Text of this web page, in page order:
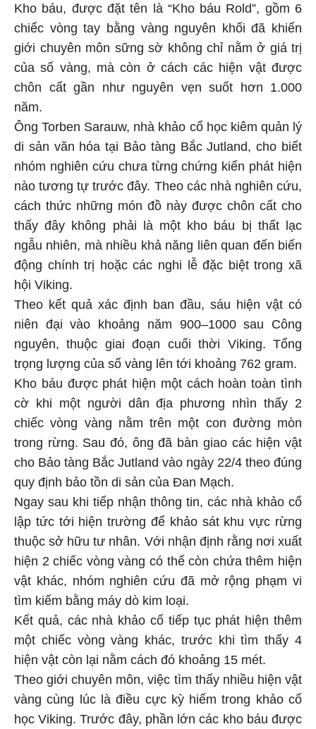
Kho báu, được đặt tên là “Kho báu Rold”, gồm 6
chiếc vòng tay bằng vàng nguyên khối đã khiến
giới chuyên môn sững sờ không chỉ nằm ở giá trị
của số vàng, mà còn ở cách các hiện vật được
chôn cất gần như nguyên vẹn suốt hơn 1.000
năm.
Ông Torben Sarauw, nhà khảo cổ học kiêm quản lý
di sản văn hóa tại Bảo tàng Bắc Jutland, cho biết
nhóm nghiên cứu chưa từng chứng kiến phát hiện
nào tương tự trước đây. Theo các nhà nghiên cứu,
cách thức những món đồ này được chôn cất cho
thấy đây không phải là một kho báu bị thất lạc
ngẫu nhiên, mà nhiều khả năng liên quan đến biến
động chính trị hoặc các nghi lễ đặc biệt trong xã
hội Viking.
Theo kết quả xác định ban đầu, sáu hiện vật có
niên đại vào khoảng năm 900–1000 sau Công
nguyên, thuộc giai đoạn cuối thời Viking. Tổng
trọng lượng của số vàng lên tới khoảng 762 gram.
Kho báu được phát hiện một cách hoàn toàn tình
cờ khi một người dân địa phương nhìn thấy 2
chiếc vòng vàng nằm trên một con đường mòn
trong rừng. Sau đó, ông đã bàn giao các hiện vật
cho Bảo tàng Bắc Jutland vào ngày 22/4 theo đúng
quy định bảo tồn di sản của Đan Mạch.
Ngay sau khi tiếp nhận thông tin, các nhà khảo cổ
lập tức tới hiện trường để khảo sát khu vực rừng
thuộc sở hữu tư nhân. Với nhận định rằng nơi xuất
hiện 2 chiếc vòng vàng có thể còn chứa thêm hiện
vật khác, nhóm nghiên cứu đã mở rộng phạm vi
tìm kiếm bằng máy dò kim loại.
Kết quả, các nhà khảo cổ tiếp tục phát hiện thêm
một chiếc vòng vàng khác, trước khi tìm thấy 4
hiện vật còn lại nằm cách đó khoảng 15 mét.
Theo giới chuyên môn, việc tìm thấy nhiều hiện vật
vàng cùng lúc là điều cực kỳ hiếm trong khảo cổ
học Viking. Trước đây, phần lớn các kho báu được